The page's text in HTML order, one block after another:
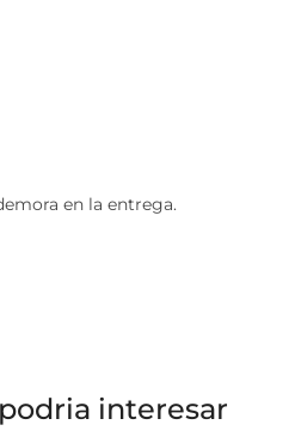
en la entrega.
interesar